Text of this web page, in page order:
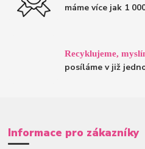
máme více jak 1
Recyklujeme,
posíláme v již
Informace pro zákazníky